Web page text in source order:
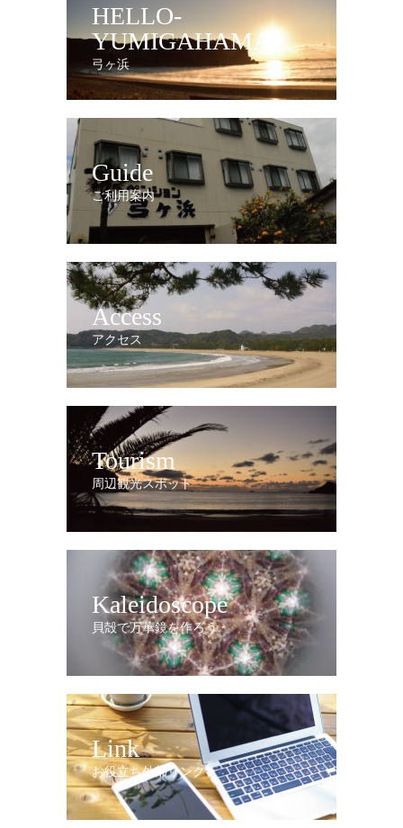
HELLO-
YUMIGAHAMA
弓ヶ浜
Guide
ご利用案内
Access
アクセス
Tourism
周辺観光スポット
Kaleidoscope
貝殻で万華鏡を作ろう
Link
お役立ち外部リンク